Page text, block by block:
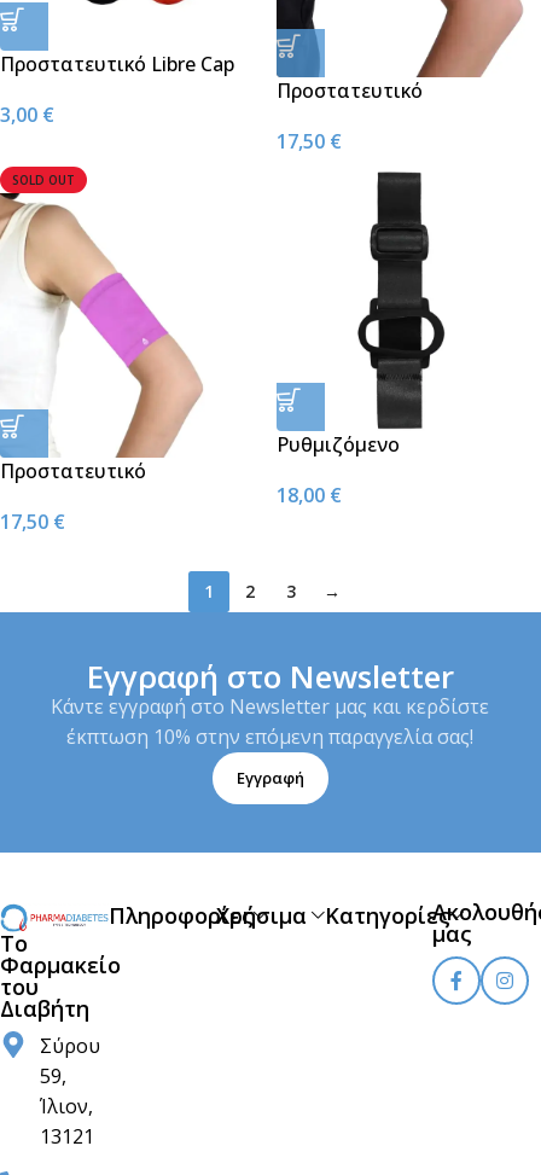
Προστατευτικό Libre Cap
3,00 €
Προστατευτικό
Μπεζ
17,50 €
SOLD OUT
Προστατευτικό
Ροζ-Λιλά
17,50 €
Ρυθμιζόμενο
Dexcom Grey
18,00 €
1 2 3 →
Εγγραφή στο Newsletter
Κάντε εγγραφή στο Newsletter μας και κερδίστε
έκπτωση 10% στην επόμενη παραγγελία σας!
Εγγραφή
Το
Φαρμακείο
του
Διαβήτη
Σύρου
59,
Ίλιον,
13121
ΠληροφορίεςΧρήσιμα Κατηγορίες
μας